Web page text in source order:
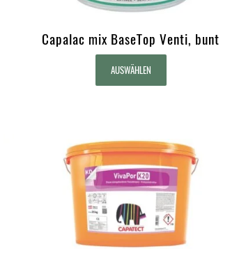
Capalac mix BaseTop Venti, bunt
AUSWÄHLEN